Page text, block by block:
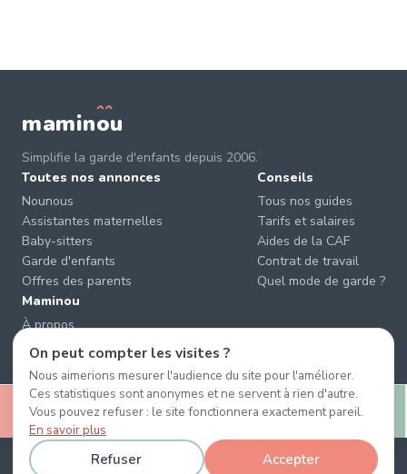
🤍
maminou
Simplifie la garde d'enfants depuis 2006.
Toutes nos annonces
Nounous
Assistantes maternelles
Baby-sitters
Garde d'enfants
Offres des parents
Conseils
Tous nos guides
Tarifs et salaires
Aides de la CAF
Contrat de travail
Quel mode de garde ?
Maminou
À propos
Nous contacter
Éviter les arnaques
CGU & CGV
Confidentialité
© 2026 Maminou · Sans surtaxe, sans engagement. ·
On peut compter les visites ?
Nous aimerions mesurer l'audience du site pour l'améliorer.
Ces statistiques sont anonymes et ne servent à rien d'autre.
Vous pouvez refuser : le site fonctionnera exactement pareil.
En savoir plus
Refuser Accepter